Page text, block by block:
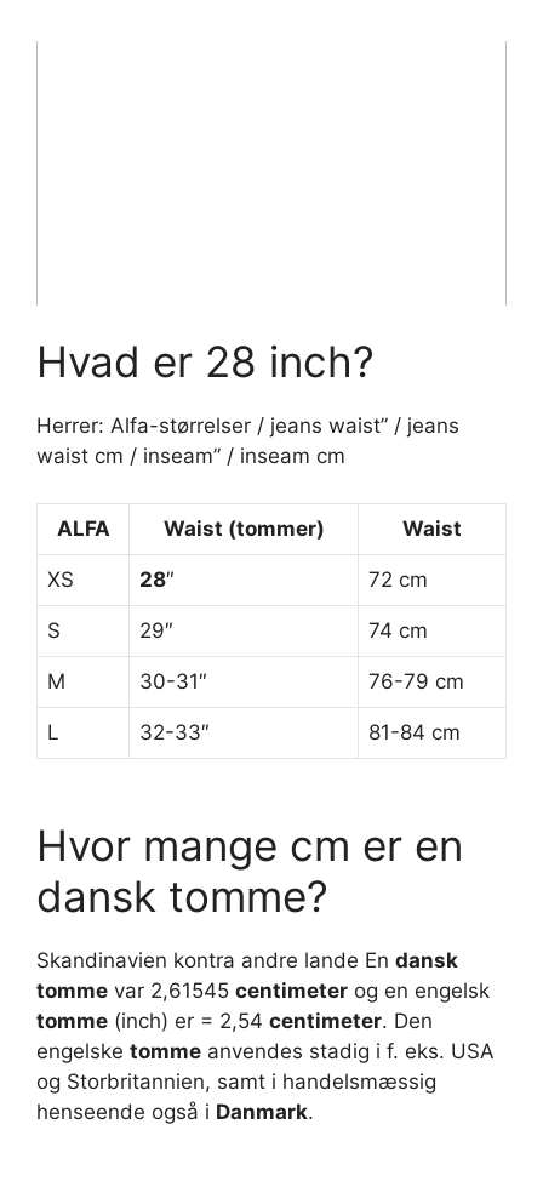
Hvad er 28 inch?
Herrer: Alfa-størrelser / jeans waist” / jeans
waist cm / inseam” / inseam cm
ALFA Waist (tommer) Waist
XS 28″ 72 cm
S 29″ 74 cm
M 30-31″ 76-79 cm
L 32-33″ 81-84 cm
Hvor mange cm er en
dansk tomme?
Skandinavien kontra andre lande En dansk
tomme var 2,61545 centimeter og en engelsk
tomme (inch) er = 2,54 centimeter. Den
engelske tomme anvendes stadig i f. eks. USA
og Storbritannien, samt i handelsmæssig
henseende også i Danmark.